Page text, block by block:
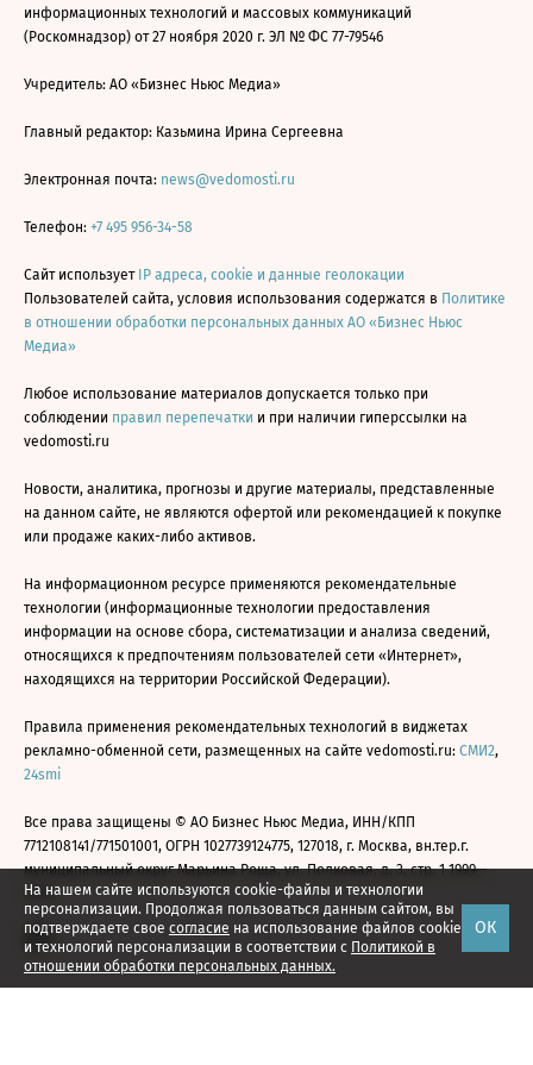
На нашем сайте используются cookie-файлы и технологии
персонализации. Продолжая пользоваться данным сайтом, вы
подтверждаете свое согласие на использование файлов cookie
и технологий персонализации в соответствии с Политикой в
отношении обработки персональных данных.
ОК
информационных технологий и массовых коммуникаций
(Роскомнадзор) от 27 ноября 2020 г. ЭЛ № ФС 77-79546
Учредитель: АО «Бизнес Ньюс Медиа»
Главный редактор: Казьмина Ирина Сергеевна
Электронная почта: news@vedomosti.ru
Телефон: +7 495 956-34-58
Сайт использует IP адреса, cookie и данные геолокации
Пользователей сайта, условия использования содержатся в Политике
в отношении обработки персональных данных АО «Бизнес Ньюс
Медиа»
Любое использование материалов допускается только при
соблюдении правил перепечатки и при наличии гиперссылки на
vedomosti.ru
Новости, аналитика, прогнозы и другие материалы, представленные
на данном сайте, не являются офертой или рекомендацией к покупке
или продаже каких-либо активов.
На информационном ресурсе применяются рекомендательные
технологии (информационные технологии предоставления
информации на основе сбора, систематизации и анализа сведений,
относящихся к предпочтениям пользователей сети «Интернет»,
находящихся на территории Российской Федерации).
Правила применения рекомендательных технологий в виджетах
рекламно-обменной сети, размещенных на сайте vedomosti.ru: СМИ2,
24smi
Все права защищены © АО Бизнес Ньюс Медиа, ИНН/КПП
7712108141/771501001, ОГРН 1027739124775, 127018, г. Москва, вн.тер.г.
муниципальный округ Марьина Роща, ул. Полковая, д. 3, стр. 1 1999—
2026